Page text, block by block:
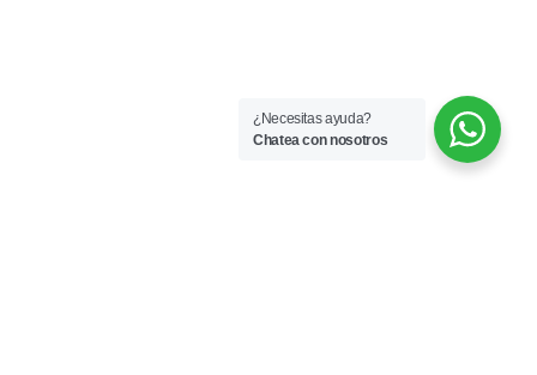
¿Necesitas ayuda?
Chatea con nosotros